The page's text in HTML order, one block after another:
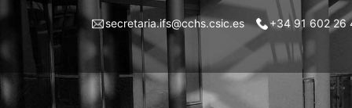
Pasar
contenido
principal
Menu
left
ifs
secretaria.ifs@cchs.csic.es +34 91 602 26